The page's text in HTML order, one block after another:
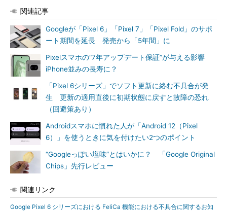
関連記事
Googleが「Pixel 6」「Pixel 7」「Pixel Fold」のサポ
ート期間を延長 発売から「5年間」に
Pixelスマホの“7年アップデート保証”が与える影響
iPhone並みの長寿に？
「Pixel 6シリーズ」でソフト更新に絡む不具合が発
生 更新の適用直後に初期状態に戻すと故障の恐れ
（回避策あり）
Androidスマホに慣れた人が「Android 12（Pixel
6）」を使うときに気を付けたい2つのポイント
“Googleっぽい塩味”とはいかに？ 「Google Original
Chips」先行レビュー
関連リンク
Google Pixel 6 シリーズにおける FeliCa 機能における不具合に関するお知